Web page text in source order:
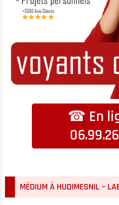
☎ En
MÉDIUM À HUDIMESNIL –